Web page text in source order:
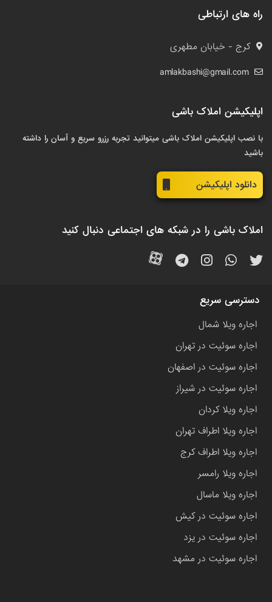
راه های ارتباطی
کرج - خیابان مطهری
amlakbashi@gmail.com
اپلیکیشن املاک باشی
با نصب اپلیکیشن املاک باشی میتوانید تجربه رزرو سریع و آسان را داشته
باشید
دانلود اپلیکیشن
املاک باشی را در شبکه های اجتماعی دنبال کنید
دسترسی سریع
اجاره ویلا شمال
اجاره سوئیت در تهران
اجاره سوئیت در اصفهان
اجاره سوئیت در شیراز
اجاره ویلا کردان
اجاره ویلا اطراف تهران
اجاره ویلا اطراف کرج
اجاره ویلا رامسر
اجاره ویلا ماسال
اجاره سوئیت در کیش
اجاره سوئیت در یزد
اجاره سوئیت در مشهد